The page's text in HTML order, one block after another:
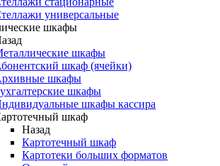
универсальные
шкафы
шкафы
шкаф (ячейки)
шкафы
шкафы
шкафы кассира
шкаф
Назад
Картотечный шкаф
Картотеки больших форматов